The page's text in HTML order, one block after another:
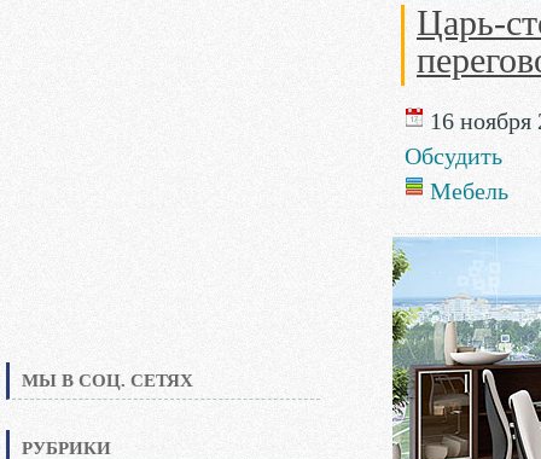
МЫ В СОЦ. СЕТЯХ
РУБРИКИ
Царь-
16 ноября
Обсудить
Мебель